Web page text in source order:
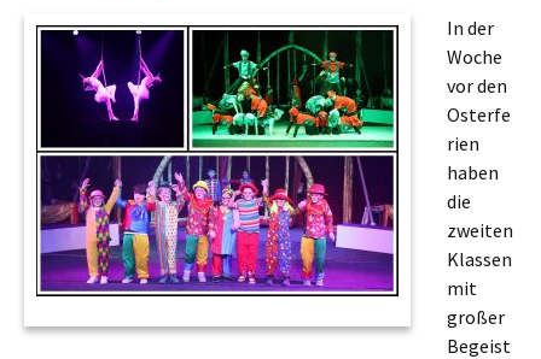
In der
Woche
vor den
Osterfe
rien
haben
die
zweiten
Klassen
mit
großer
Begeist